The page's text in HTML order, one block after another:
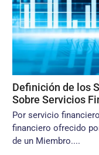
Definición de los
Sobre Servicios
Por servicio
financiero ofrecido
de un Miembro....